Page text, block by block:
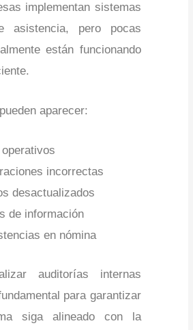
implementan sistemas
asistencia, pero pocas
están funcionando
aparecer:
incorrectas
desactualizados
de información
en nómina
auditorías internas
para garantizar
siga alineado con la